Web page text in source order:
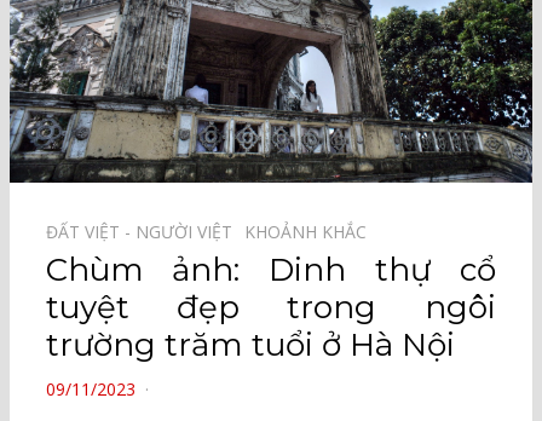
ĐẤT VIỆT - NGƯỜI VIỆT⠀ KHOẢNH KHẮC⠀
Chùm ảnh: Dinh thự cổ
tuyệt đẹp trong ngôi
trường trăm tuổi ở Hà Nội
POSTED
09/11/2023